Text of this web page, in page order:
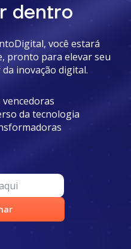
dentro
você estará
pronto para elevar seu
inovação digital.
da tecnologia